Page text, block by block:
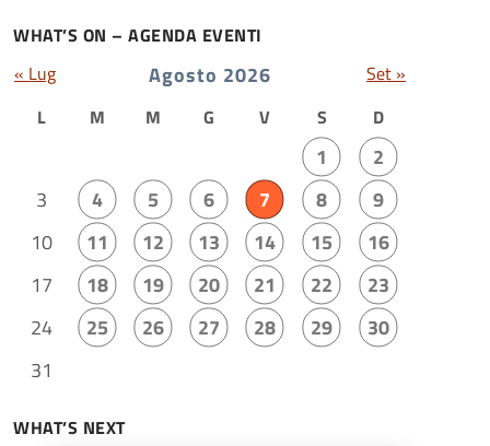
WHAT’S ON – AGENDA EVENTI
Agosto 2026
L M M G V S D
1
2
3
4 5 6 7 8
9
10
11 12 13 14 15
16
17
18 19 20 21 22
23
24
25 26 27 28 29
30
31
« Lug Set »
WHAT’S NEXT